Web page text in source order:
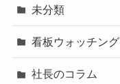
未分類
看板ウォッチング
社長のコラム